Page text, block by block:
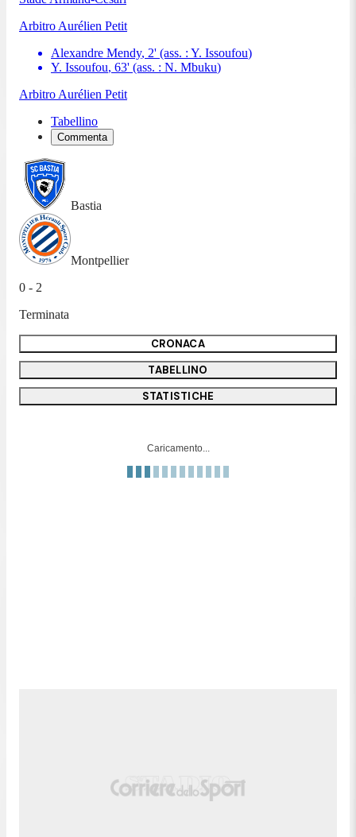
Arbitro Aurélien Petit
Alexandre Mendy, 2' (ass. : Y. Issoufou)
Y. Issoufou, 63' (ass. : N. Mbuku)
Arbitro Aurélien Petit
Tabellino
Commenta
Bastia
Montpellier
0 - 2
Terminata
CRONACA
TABELLINO
STATISTICHE
Caricamento...